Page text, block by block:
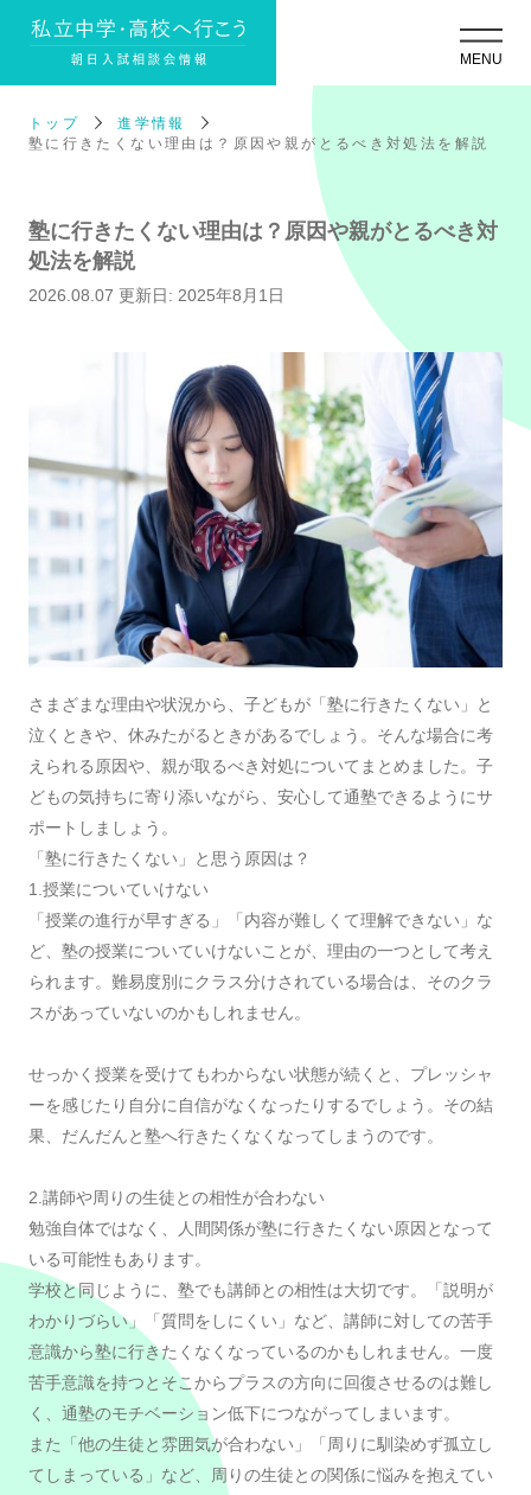
トップ
進学情報
塾に行きたくない理由は？原因や親がとるべき対処法を解説
塾に行きたくない理由は？原因や親がとるべき対
処法を解説
2026.08.07 更新日: 2025年8月1日
さまざまな理由や状況から、子どもが「塾に行きたくない」と
泣くときや、休みたがるときがあるでしょう。そんな場合に考
えられる原因や、親が取るべき対処についてまとめました。子
どもの気持ちに寄り添いながら、安心して通塾できるようにサ
ポートしましょう。
「塾に行きたくない」と思う原因は？
1.授業についていけない
「授業の進行が早すぎる」「内容が難しくて理解できない」な
ど、塾の授業についていけないことが、理由の一つとして考え
られます。難易度別にクラス分けされている場合は、そのクラ
スがあっていないのかもしれません。
せっかく授業を受けてもわからない状態が続くと、プレッシャ
ーを感じたり自分に自信がなくなったりするでしょう。その結
果、だんだんと塾へ行きたくなくなってしまうのです。
2.講師や周りの生徒との相性が合わない
勉強自体ではなく、人間関係が塾に行きたくない原因となって
いる可能性もあります。
学校と同じように、塾でも講師との相性は大切です。「説明が
わかりづらい」「質問をしにくい」など、講師に対しての苦手
意識から塾に行きたくなくなっているのかもしれません。一度
苦手意識を持つとそこからプラスの方向に回復させるのは難し
く、通塾のモチベーション低下につながってしまいます。
また「他の生徒と雰囲気が合わない」「周りに馴染めず孤立し
てしまっている」など、周りの生徒との関係に悩みを抱えてい